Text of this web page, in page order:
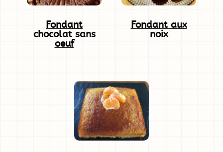
Fondant
chocolat sans
oeuf
Fondant aux
noix